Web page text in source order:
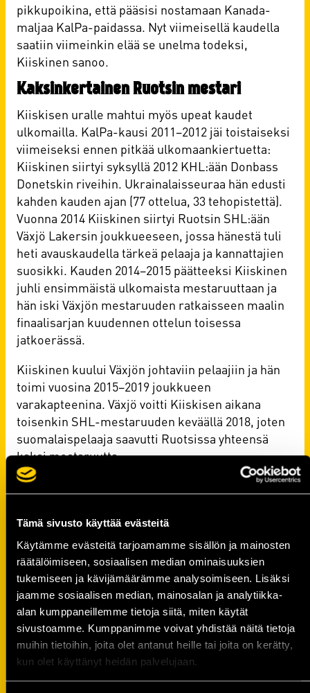
Tämä sivusto käyttää evästeitä
Käytämme evästeitä tarjoamamme sisällön ja mainosten
räätälöimiseen, sosiaalisen median ominaisuuksien
tukemiseen ja kävijämäärämme analysoimiseen. Lisäksi
jaamme sosiaalisen median, mainosalan ja analytiikka-
alan kumppaneillemme tietoja siitä, miten käytät
sivustoamme. Kumppanimme voivat yhdistää näitä tietoja
muihin tietoihin, joita olet antanut heille tai joita on kerätty,
kun olet käyttänyt heidän palvelujaan.
pikkupoikina, että pääsisi nostamaan Kanada-
maljaa KalPa-paidassa. Nyt viimeisellä kaudella
saatiin viimeinkin elää se unelma todeksi,
Kiiskinen sanoo.
Kaksinkertainen Ruotsin mestari
Kiiskisen uralle mahtui myös upeat kaudet
ulkomailla. KalPa-kausi 2011–2012 jäi toistaiseksi
viimeiseksi ennen pitkää ulkomaankiertuetta:
Kiiskinen siirtyi syksyllä 2012 KHL:ään Donbass
Donetskin riveihin. Ukrainalaisseuraa hän edusti
kahden kauden ajan (77 ottelua, 33 tehopistettä).
Vuonna 2014 Kiiskinen siirtyi Ruotsin SHL:ään
Växjö Lakersin joukkueeseen, jossa hänestä tuli
heti avauskaudella tärkeä pelaaja ja kannattajien
suosikki. Kauden 2014–2015 päätteeksi Kiiskinen
juhli ensimmäistä ulkomaista mestaruuttaan ja
hän iski Växjön mestaruuden ratkaisseen maalin
finaalisarjan kuudennen ottelun toisessa
jatkoerässä.
Kiiskinen kuului Växjön johtaviin pelaajiin ja hän
toimi vuosina 2015–2019 joukkueen
varakapteenina. Växjö voitti Kiiskisen aikana
toisenkin SHL-mestaruuden keväällä 2018, joten
suomalaispelaaja saavutti Ruotsissa yhteensä
kaksi mestaruutta.
Vuosina 2019–2021 Kiiskinen kiekkoili
matka katkesi SHL:n välierävaiheessa.
Kiiskinen pelasi upealla urallaan myös Leijonat-
paidassa. Vuoden 2012 MM-kotikisoissa
Helsingissä Kiiskinen teki debyyttinsä aikuisten
arvokisoissa, pelaten tuolloin viisi ottelua.
Kiiskinen kuului maajoukkueen rinkiin myös
muina vuosina, esimerkiksi keväällä 2008 hän oli
mukana MM-leirityksessä ja pelasi Euro Hockey
Tourilla. Viimeisen maajoukkuesiintymisensä